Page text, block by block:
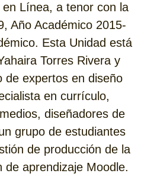
Línea, a tenor con la
Año Académico 2015-
Esta Unidad está
Torres Rivera y
de expertos en diseño
en currículo,
diseñadores de
grupo de estudiantes
de producción de la
de aprendizaje Moodle.